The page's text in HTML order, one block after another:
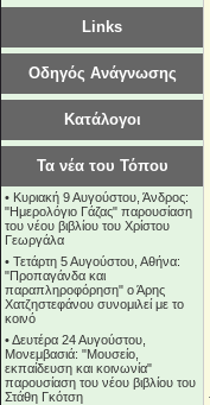
Links
Οδηγός Ανάγνωσης
Κατάλογοι
Τα νέα του Τόπου
• Κυριακή 9 Αυγούστου, Άνδρος:
"Ημερολόγιο Γάζας" παρουσίαση
του νέου βιβλίου του Χρίστου
Γεωργάλα
• Τετάρτη 5 Αυγούστου, Αθήνα:
"Προπαγάνδα και
παραπληροφόρηση" ο Άρης
Χατζηστεφάνου συνομιλεί με το
κοινό
•Δευτέρα 24 Αυγούστου,
Μονεμβασιά: "Μουσείο,
εκπαίδευση και κοινωνία"
παρουσίαση του νέου βιβλίου του
Στάθη Γκότση